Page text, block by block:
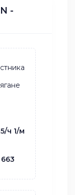
-
ч 1/м
663